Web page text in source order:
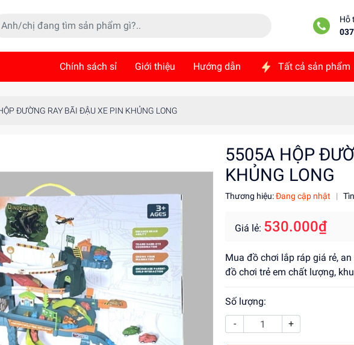
Hỗ
Chính sách sỉ Giới thiệu Hướng dẫn Tất cả sản phẩm
ĐƯỜNG RAY BÃI ĐẬU XE PIN KHỦNG LONG
5505A HỘP
KHỦNG LONG
Thương hiệu:Đang cập nhật |
Giá lẻ: 530.000₫
Mua đồ chơi lắp ráp giá rẻ,
đồ chơi trẻ em chất lượng,
Số lượng:
-
+